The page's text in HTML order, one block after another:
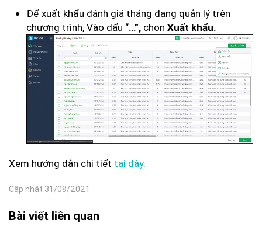
Để xuất khẩu đánh giá tháng đang quản lý trên
chương trình, Vào dấu “…”, chọn Xuất khẩu.
Xem hướng dẫn chi tiết tại đây.
Cập nhật 31/08/2021
Bài viết liên quan